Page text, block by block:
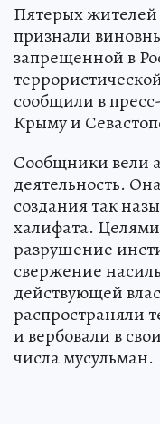
Пятерых
признали
запрещенной в
сообщили в
Крыму и
Сообщники вели
деятельность.
создания так
халифата.
разрушение
свержение
действующей
распространяли
и вербовали в
числа мусульман.